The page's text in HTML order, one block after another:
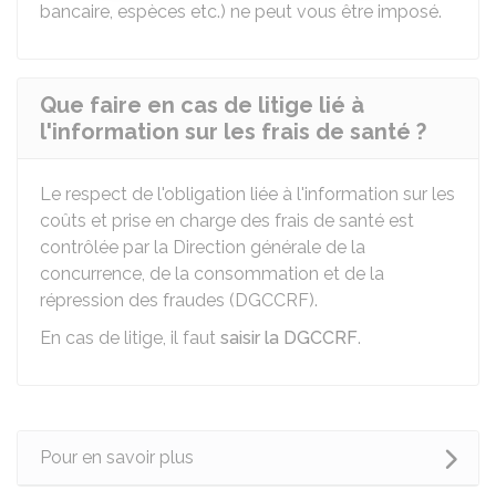
bancaire, espèces etc.) ne peut vous être imposé.
Que faire en cas de litige lié à
l'information sur les frais de santé ?
Le respect de l'obligation liée à l'information sur les
coûts et prise en charge des frais de santé est
contrôlée par la Direction générale de la
concurrence, de la consommation et de la
répression des fraudes (DGCCRF).
En cas de litige, il faut saisir la DGCCRF.
Pour en savoir plus